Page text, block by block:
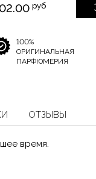
руб
100%
ОРИГИНАЛЬНАЯ
ПАРФЮМЕРИЯ
ОТЗЫВЫ
время.